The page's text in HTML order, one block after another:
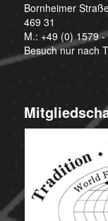
Bornheimer
469 31
M.: +49 (0) 1579 -
Besuch nur nach